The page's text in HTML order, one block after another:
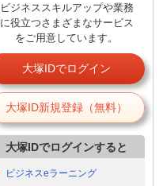
ビジネススキルアップや業務
に役立つさまざまなサービス
をご用意しています。
大塚IDでログイン
大塚ID新規登録（無料）
大塚IDでログインすると
ビジネスeラーニング